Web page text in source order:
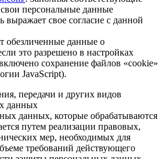
персональные данные
выражает свое согласие с данной
обезличенные данные о
это разрешено в настройках
сохранение файлов «cookie»
JavaScript).
передачи и других видов
данных
данных, которые обрабатываются
путем реализации правовых,
мер, необходимых для
требований действующего